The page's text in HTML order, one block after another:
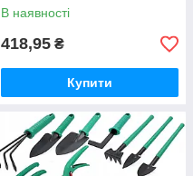
В наявності
418,95 ₴
Купити